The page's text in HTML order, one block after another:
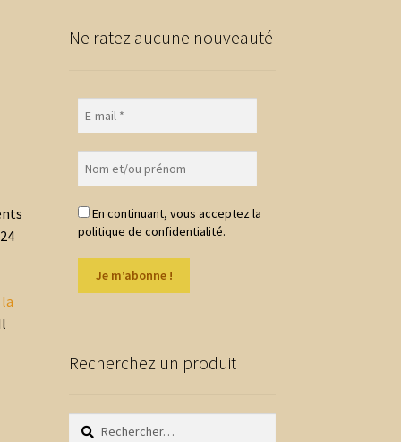
Ne ratez aucune nouveauté
En continuant, vous acceptez la
politique de confidentialité.
Recherchez un produit
Rechercher :